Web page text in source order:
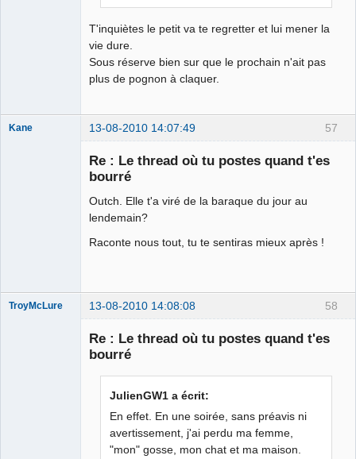
T'inquiètes le petit va te regretter et lui mener la
vie dure.
Sous réserve bien sur que le prochain n'ait pas
plus de pognon à claquer.
57
Kane 13-08-2010 14:07:49
Re : Le thread où tu postes quand t'es
bourré
Outch. Elle t'a viré de la baraque du jour au
lendemain?
Raconte nous tout, tu te sentiras mieux après !
58
TroyMcLure 13-08-2010 14:08:08
Re : Le thread où tu postes quand t'es
bourré
JulienGW1 a écrit:
En effet. En une soirée, sans préavis ni
avertissement, j'ai perdu ma femme,
"mon" gosse, mon chat et ma maison.